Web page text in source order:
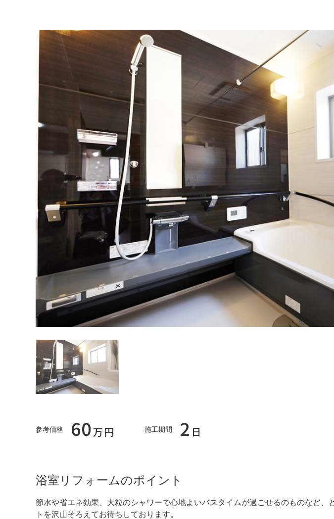
参考価格 60万円 施工期間 2 日
浴室リフォームのポイント
節水や省エネ効果、大粒のシャワーで心地よいバスタイムが過ごせるのものなど、
トを沢山そろえてお待ちしております。